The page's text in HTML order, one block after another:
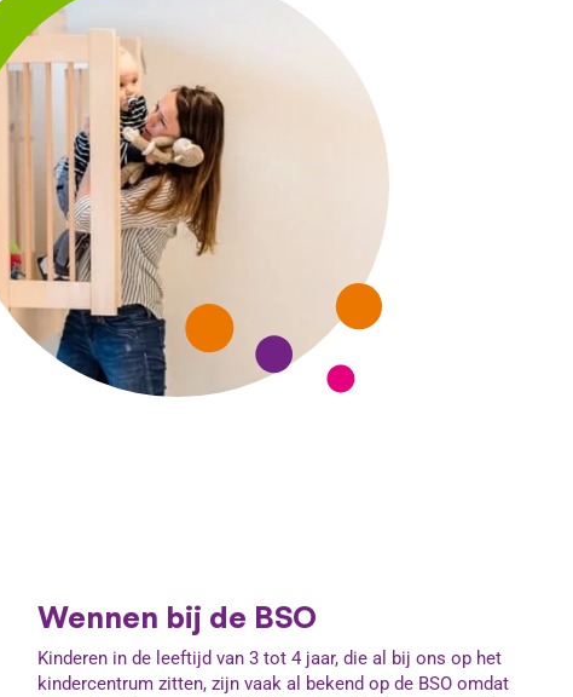
Wennen bij de BSO
Kinderen in de leeftijd van 3 tot 4 jaar, die al bij ons op het
kindercentrum zitten, zijn vaak al bekend op de BSO omdat